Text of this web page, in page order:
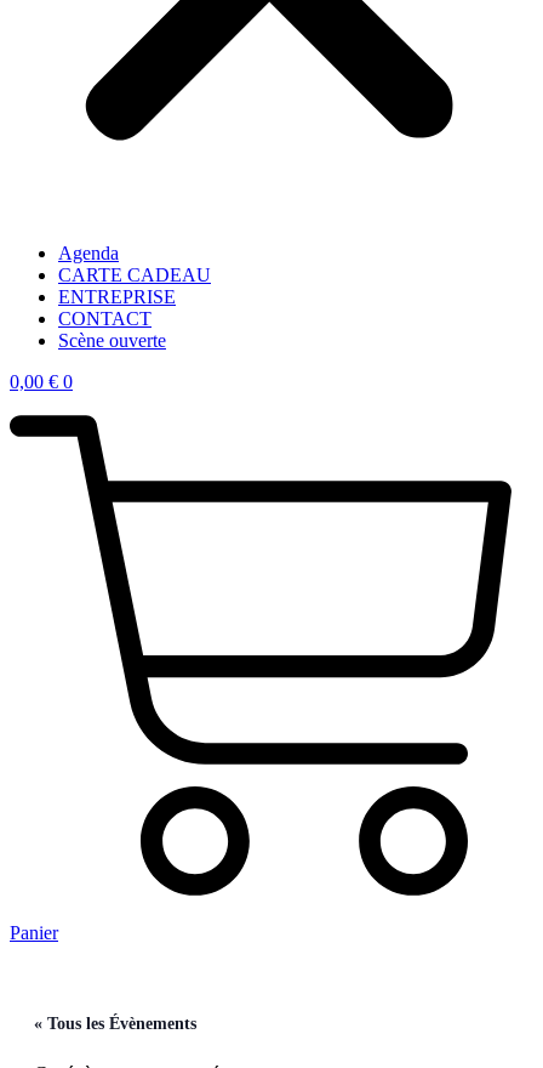
Agenda
CARTE CADEAU
ENTREPRISE
CONTACT
Scène ouverte
0,00 € 0
Panier
« Tous les Évènements